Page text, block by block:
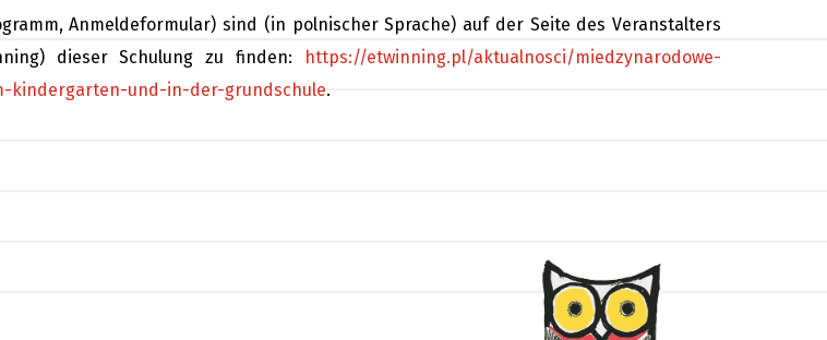
Anmeldeformular) sind (in polnischer Sprache) auf der Seite des Veranstalters
dieser Schulung zu finden:
https://etwinning.pl/aktualnosci/miedzynarodowe-
kindergarten-und-in-der-grundschule.